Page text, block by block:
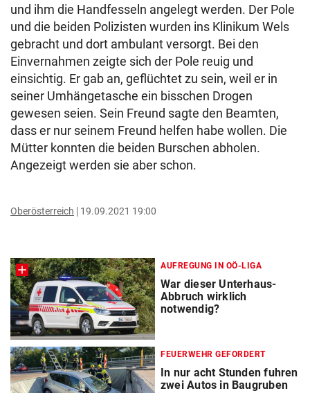
und ihm die Handfesseln angelegt werden. Der Pole
und die beiden Polizisten wurden ins Klinikum Wels
gebracht und dort ambulant versorgt. Bei den
Einvernahmen zeigte sich der Pole reuig und
einsichtig. Er gab an, geflüchtet zu sein, weil er in
seiner Umhängetasche ein bisschen Drogen
gewesen seien. Sein Freund sagte den Beamten,
dass er nur seinem Freund helfen habe wollen. Die
Mütter konnten die beiden Burschen abholen.
Angezeigt werden sie aber schon.
Oberösterreich 19.09.2021 19:00
AUFREGUNG IN OÖ-LIGA
War dieser Unterhaus-
Abbruch wirklich
notwendig?
FEUERWEHR GEFORDERT
In nur acht Stunden fuhren
zwei Autos in Baugruben